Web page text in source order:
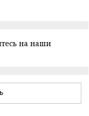
на наши